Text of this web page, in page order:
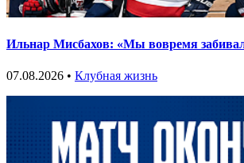
Ильнар Мисбахов: «Мы вовремя
07.08.2026 • Клубная жизнь